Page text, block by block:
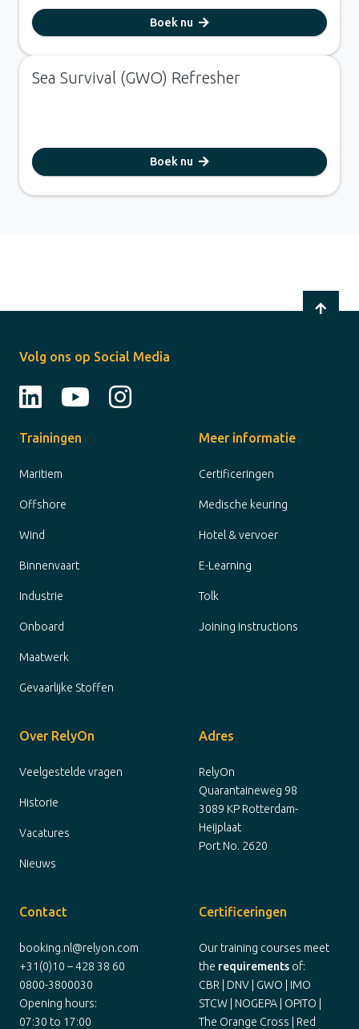
Boek nu
Sea Survival (GWO) Refresher
Boek nu
Volg ons op Social Media
Trainingen
Maritiem
Offshore
Wind
Binnenvaart
Industrie
Onboard
Maatwerk
Gevaarlijke Stoffen
Meer informatie
Certificeringen
Medische keuring
Hotel & vervoer
E-Learning
Tolk
Joining instructions
Over RelyOn
Veelgestelde vragen
Historie
Vacatures
Nieuws
Adres
RelyOn
Quarantaineweg 98
3089 KP Rotterdam-
Heijplaat
Port No. 2620
Contact
booking.nl@relyon.com
+31(0)10 – 428 38 60
0800-3800030
Opening hours:
07:30 to 17:00
Certificeringen
Our training courses meet
the requirements of:
CBR | DNV | GWO | IMO
STCW | NOGEPA | OPITO |
The Orange Cross | Red